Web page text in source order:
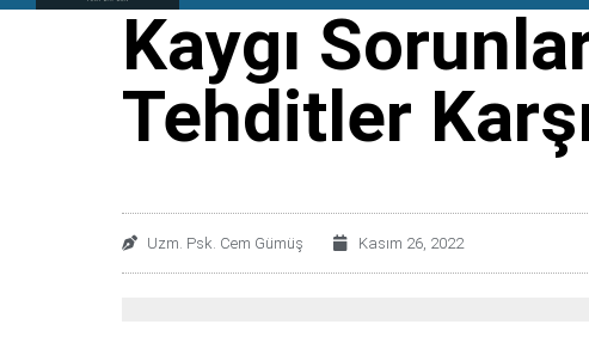
Kaygı
Tehditler
Uzm. Psk. Cem Gümüş Kasım 26, 2022